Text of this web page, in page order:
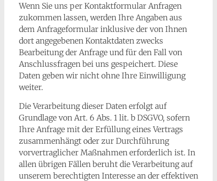
Wenn Sie uns per Kontaktformular Anfragen
zukommen lassen, werden Ihre Angaben aus
dem Anfrageformular inklusive der von Ihnen
dort angegebenen Kontaktdaten zwecks
Bearbeitung der Anfrage und für den Fall von
Anschlussfragen bei uns gespeichert. Diese
Daten geben wir nicht ohne Ihre Einwilligung
weiter.
Die Verarbeitung dieser Daten erfolgt auf
Grundlage von Art. 6 Abs. 1 lit. b DSGVO, sofern
Ihre Anfrage mit der Erfüllung eines Vertrags
zusammenhängt oder zur Durchführung
vorvertraglicher Maßnahmen erforderlich ist. In
allen übrigen Fällen beruht die Verarbeitung auf
unserem berechtigten Interesse an der effektiven